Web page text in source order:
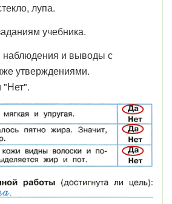
лупа.
учебника.
и выводы с
утверждениями.